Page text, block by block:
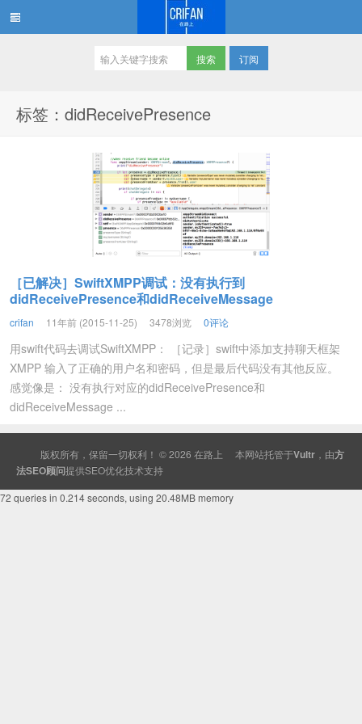
订阅
标签：didReceivePresence
［已解决］SwiftXMPP调试：没有执行到
didReceivePresence和didReceiveMessage
crifan 11年前 (2015-11-25) 3478浏览 0评论
用swift代码去调试SwiftXMPP： ［记录］swift中添加支持聊天框架
XMPP 输入了正确的用户名和密码，但是最后代码没有其他反应。
感觉像是： 没有执行对应的didReceivePresence和
didReceiveMessage ...
版权所有，保留一切权利！ © 2026 在路上 本网站托管于Vultr ，由方
法SEO顾问提供SEO优化技术支持
72 queries in 0.214 seconds, using 20.48MB memory